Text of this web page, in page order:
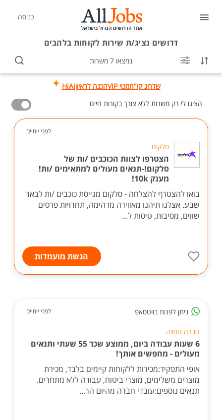
כניסה
דרושים נציג/ת שירות לקוחות בלהבים
נמצאו 7 משרות
שדרוג קו"חמנוי VIP הכנה לראיוןHiAi
הציגו לי רק משרות ללא צורך בקורות חיים
לפני יומיים
סלקום
הצטרפו לצוות הכוכבים /ות של
סלקום!-תנאים מעולים למתאימים /ות!
מענק 10k!
בואו להצטרף להצלחה - סלקום מגייסת כוכבים /ות לבאר
שבע. אצלנו תיהנו מאווירה מדהימה, תחרויות פרסים
שווים, מסיבות, טיסות ל...
הגשת מועמדות
ניתן לפנות בווטסאפ לפני יומיים
חברה חסויה
6 שעות עבודה ביום, ממוצע שכר 55 שעתי ותנאים
מעולים - מחפשים אותך!
אופי התפקיד:מכירות ללקוחות קיימים בלבד, מכירת
מוצרים משלימים, מוצרי ביטוח, עבודה ללא מתחרים.
תנאים נוספים:עובדי חברה מהיום הר...